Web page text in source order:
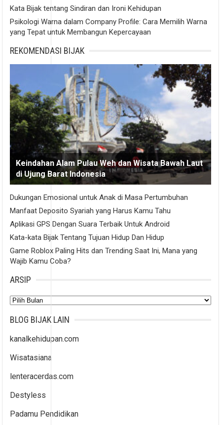
Kata Bijak tentang Sindiran dan Ironi Kehidupan
Psikologi Warna dalam Company Profile: Cara Memilih Warna
yang Tepat untuk Membangun Kepercayaan
REKOMENDASI BIJAK
Keindahan Alam Pulau Weh dan Wisata Bawah Laut
di Ujung Barat Indonesia
Dukungan Emosional untuk Anak di Masa Pertumbuhan
Manfaat Deposito Syariah yang Harus Kamu Tahu
Aplikasi GPS Dengan Suara Terbaik Untuk Android
Kata-kata Bijak Tentang Tujuan Hidup Dan Hidup
Game Roblox Paling Hits dan Trending Saat Ini, Mana yang
Wajib Kamu Coba?
ARSIP
Arsip
BLOG BIJAK LAIN
kanalkehidupan.com
Wisatasiana
lenteracerdas.com
Destyless
Padamu Pendidikan